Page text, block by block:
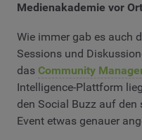
Medienakademie vor
Wie immer gab es auch
Sessions und
das Community
Intelligence-Plattform
den Social Buzz auf
Event etwas genauer